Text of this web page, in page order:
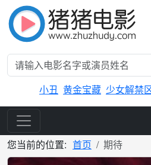
小丑 黄金宝藏 少女解禁
您当前的位置: 首页 期待